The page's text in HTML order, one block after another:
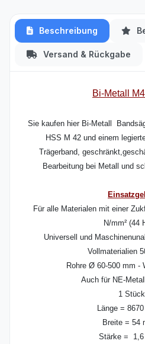
Beschreibung
Versand & Rückgabe
Bi-Metall
Sie kaufen hier Bi-Metall
HSS M 42 und einem
Trägerband,
Bearbeitung bei Metall und
Für alle Materialen mit einer
N/mm² (44
Universell und
Vollmaterialien
Rohre Ø 60-500 mm -
Auch für NE-
1 Stück
Länge =
Breite = 54
Stärke =